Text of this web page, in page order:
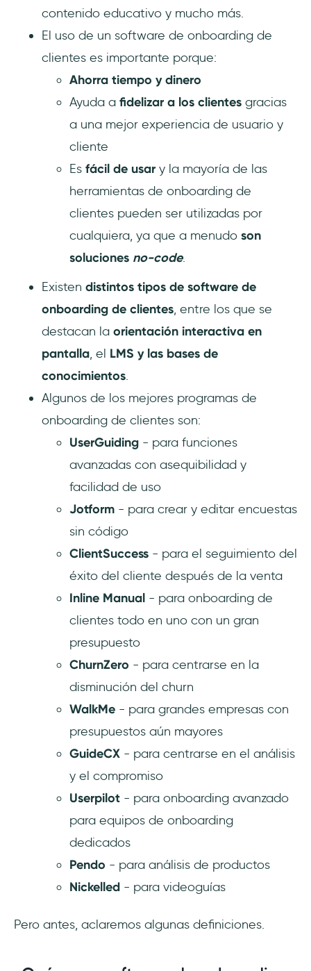
contenido educativo y mucho más.
El uso de un software de onboarding de
clientes es importante porque:
Ahorra tiempo y dinero
Ayuda a fidelizar a los clientes gracias
a una mejor experiencia de usuario y
cliente
Es fácil de usary la mayoría de las
herramientas de onboarding de
clientes pueden ser utilizadas por
cualquiera, ya que a menudo son
soluciones no-code.
Existen distintos tipos de software de
onboarding de clientes, entre los que se
destacan la orientación interactiva en
pantalla, el LMS y las bases de
conocimientos.
Algunos de los mejores programas de
onboarding de clientes son:
UserGuiding - para funciones
avanzadas con asequibilidad y
facilidad de uso
Jotform - para crear y editar encuestas
sin código
ClientSuccess - para el seguimiento del
éxito del cliente después de la venta
Inline Manual - para onboarding de
clientes todo en uno con un gran
presupuesto
ChurnZero - para centrarse en la
disminución del churn
WalkMe - para grandes empresas con
presupuestos aún mayores
GuideCX - para centrarse en el análisis
y el compromiso
Userpilot - para onboarding avanzado
para equipos de onboarding
dedicados
Pendo - para análisis de productos
Nickelled - para videoguías
Pero antes, aclaremos algunas definiciones.